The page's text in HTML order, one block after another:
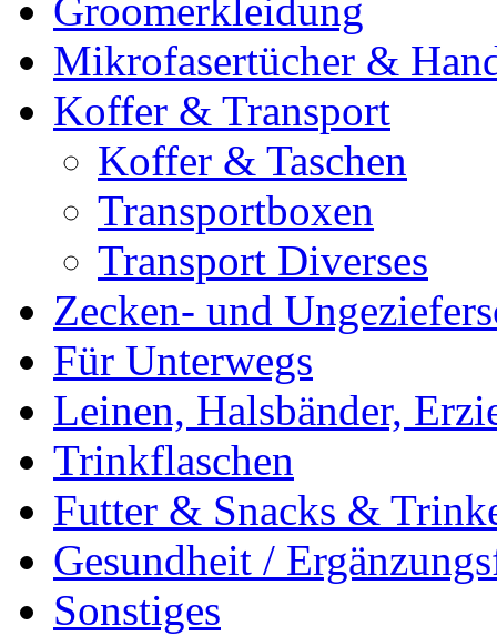
Groomerkleidung
Mikrofasertücher &
Koffer & Transport
Koffer & Taschen
Transportboxen
Transport Diverses
Zecken- und
Für Unterwegs
Leinen, Halsbänder,
Trinkflaschen
Futter & Snacks &
Gesundheit /
Sonstiges